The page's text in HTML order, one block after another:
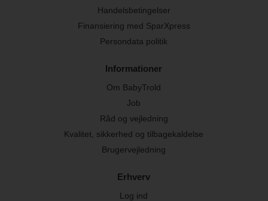
Handelsbetingelser
Finansiering med SparXpress
Persondata politik
Informationer
Om BabyTrold
Job
Råd og vejledning
Kvalitet, sikkerhed og tilbagekaldelse
Brugervejledning
Erhverv
Log ind